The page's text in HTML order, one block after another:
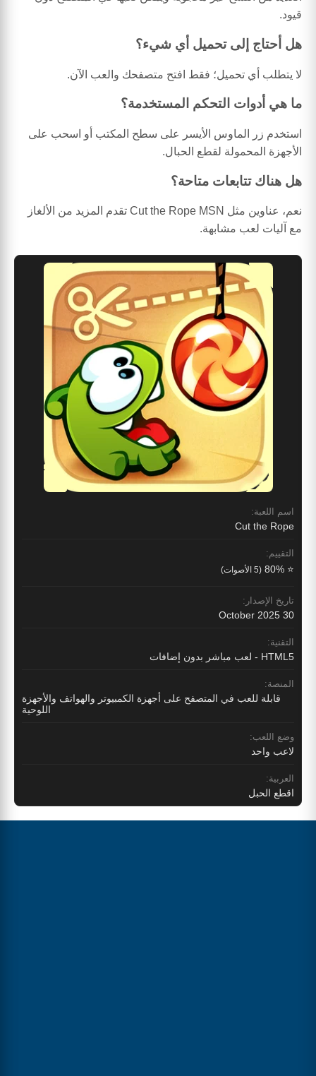
قيود.
هل أحتاج إلى تحميل أي شيء؟
لا يتطلب أي تحميل؛ فقط افتح متصفحك والعب الآن.
ما هي أدوات التحكم المستخدمة؟
استخدم زر الماوس الأيسر على سطح المكتب أو اسحب على
الأجهزة المحمولة لقطع الحبال.
هل هناك تتابعات متاحة؟
نعم، عناوين مثل Cut the Rope MSN تقدم المزيد من الألغاز
مع آليات لعب مشابهة.
اسم اللعبة:
Cut the Rope
التقييم:
⭐ 80% (5 الأصوات)
تاريخ الإصدار:
30 October 2025
التقنية:
HTML5 - لعب مباشر بدون إضافات
المنصة:
قابلة للعب في المتصفح على أجهزة الكمبيوتر والهواتف والأجهزة
اللوحية
وضع اللعب:
لاعب واحد
العربية:
اقطع الحبل